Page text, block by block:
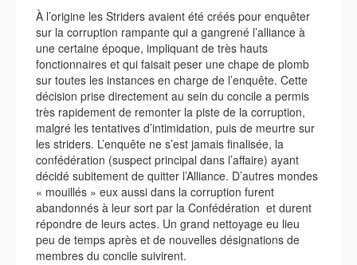
À l’origine les Striders avaient été créés pour enquêter
sur la corruption rampante qui a gangrené l’alliance à
une certaine époque, impliquant de très hauts
fonctionnaires et qui faisait peser une chape de plomb
sur toutes les instances en charge de l’enquête. Cette
décision prise directement au sein du concile a permis
très rapidement de remonter la piste de la corruption,
malgré les tentatives d’intimidation, puis de meurtre sur
les striders. L’enquête ne s’est jamais finalisée, la
confédération (suspect principal dans l’affaire) ayant
décidé subitement de quitter l’Alliance. D’autres mondes
« mouillés » eux aussi dans la corruption furent
abandonnés à leur sort par la Confédération et durent
répondre de leurs actes. Un grand nettoyage eu lieu
peu de temps après et de nouvelles désignations de
membres du concile suivirent.